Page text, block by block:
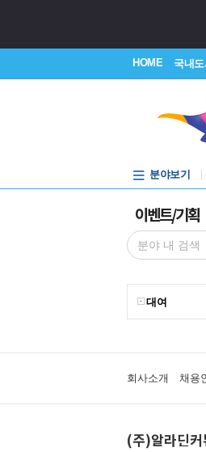
HOME 국내도
분야보기
이벤트/기획
대여
회사소개 채용
(주)알라딘